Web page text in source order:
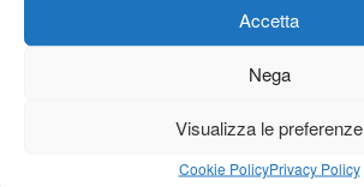
Accetta
Nega
Visualizza le preferenze
Cookie PolicyPrivacy Policy
20